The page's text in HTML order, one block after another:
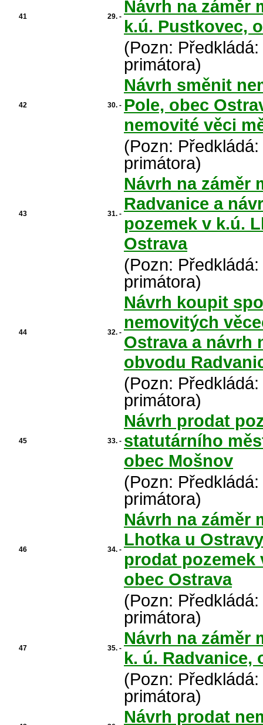
41 29. -
Návrh na záměr
k.ú. Pustkovec,
(Pozn:
primátora)
42 30. -
Návrh směnit
Pole, obec
nemovité věci
(Pozn:
primátora)
43 31. -
Návrh na záměr
Radvanice a
pozemek v k.ú.
Ostrava
(Pozn:
primátora)
44 32. -
Návrh koupit
nemovitých
Ostrava a návrh
obvodu
(Pozn:
primátora)
45 33. -
Návrh prodat
statutárního
obec Mošnov
(Pozn:
primátora)
46 34. -
Návrh na záměr
Lhotka u
prodat pozemek
obec Ostrava
(Pozn:
primátora)
47 35. -
Návrh na záměr
k. ú. Radvanice,
(Pozn:
primátora)
Návrh prodat